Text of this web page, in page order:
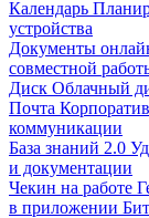
Календарь
устройства
Документы
совместной
Диск Облачный
Почта
коммуникации
База знаний 2.0
и документации
Чекин на работе
в приложении